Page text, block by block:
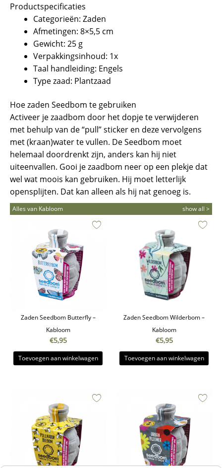
Productspecificaties
Categorieën: Zaden
Afmetingen: 8×5,5 cm
Gewicht: 25 g
Verpakkingsinhoud: 1x
Taal handleiding: Engels
Type zaad: Plantzaad
Hoe zaden Seedbom te gebruiken
Activeer je zaadbom door het dopje te verwijderen
met behulp van de “pull” sticker en deze vervolgens
met (kraan)water te vullen. De Seedbom moet
helemaal doordrenkt zijn, anders kan hij niet
uiteenvallen. Gooi je zaadbom neer op een plekje dat
wel wat moois kan gebruiken. Hij moet letterlijk
opensplijten. Dat kan alleen als hij nat genoeg is.
Alles van Kabloom show all >
Zaden Seedbom Butterfly –
Kabloom
€5,95
Toevoegen aan winkelwagen
Zaden Seedbom Wilderbom –
Kabloom
€5,95
Toevoegen aan winkelwagen